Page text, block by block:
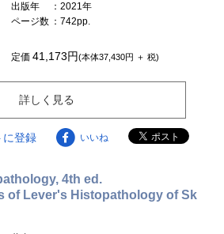
出版年
：2021年
ページ数 ：742pp.
定価41,173円(本体37,430円 ＋ 税)
詳しく見る
に登録 いいね
4th ed.
of Lever's Histopathology of Sk